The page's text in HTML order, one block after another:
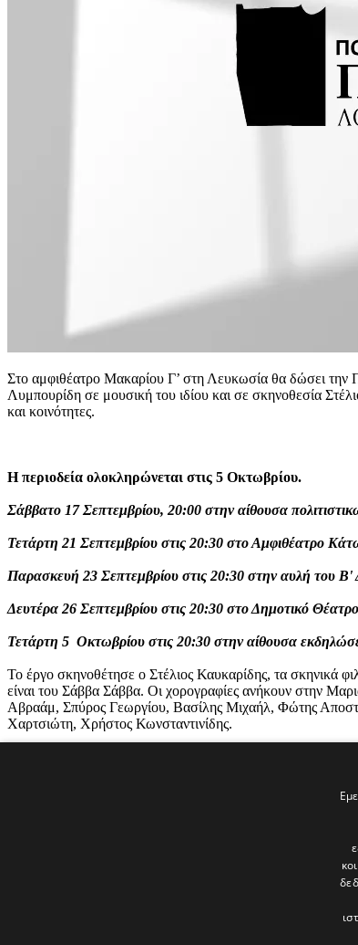
Στο αμφιθέατρο Μακαρίου Γ’ στη Λευκωσία θα δώσει την
Λυμπουρίδη σε μουσική του ιδίου και σε σκηνοθεσία
και κοινότητες.
Η περιοδεία ολοκληρώνεται στις 5 Οκτωβρίου.
Σάββατο 17 Σεπτεμβρίου, 20:00 στην αίθουσα
Τετάρτη 21 Σεπτεμβρίου στις 20:30 στο Αμφιθέατρο
Παρασκευή 23 Σεπτεμβρίου στις 20:30 στην αυλή του Β'
Δευτέρα 26 Σεπτεμβρίου στις 20:30 στο Δημοτικό
Τετάρτη 5 Οκτωβρίου στις 20:30 στην αίθουσα
Το έργο σκηνοθέτησε ο Στέλιος Καυκαρίδης, τα σκηνικά
είναι του Σάββα Σάββα. Οι χορογραφίες ανήκουν στην
Αβραάμ, Σπύρος Γεωργίου, Βασίλης Μιχαήλ, Φώτης
Χαρτσιώτη, Χρήστος Κωνσταντινίδης.